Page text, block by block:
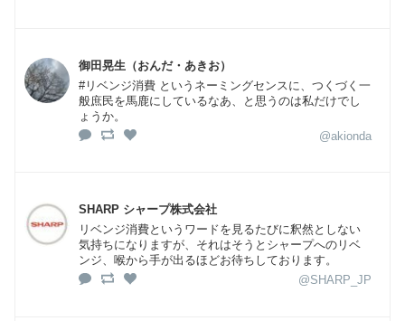
御田晃生（おんだ・あきお）
#リベンジ消費 というネーミングセンスに、つくづく一
般庶民を馬鹿にしているなあ、と思うのは私だけでし
ょうか。
@akionda
SHARP シャープ株式会社
リベンジ消費というワードを見るたびに釈然としない
気持ちになりますが、それはそうとシャープへのリベ
ンジ、喉から手が出るほどお待ちしております。
@SHARP_JP